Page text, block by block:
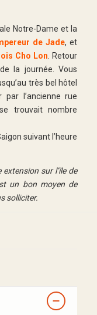
Notre-Dame et la
de Jade, et
Cho Lon . Retour
la journée. Vous
très bel hôtel
l’ancienne rue
trouvait nombre
suivant l’heure
sur l’île de
un bon moyen de
solliciter.